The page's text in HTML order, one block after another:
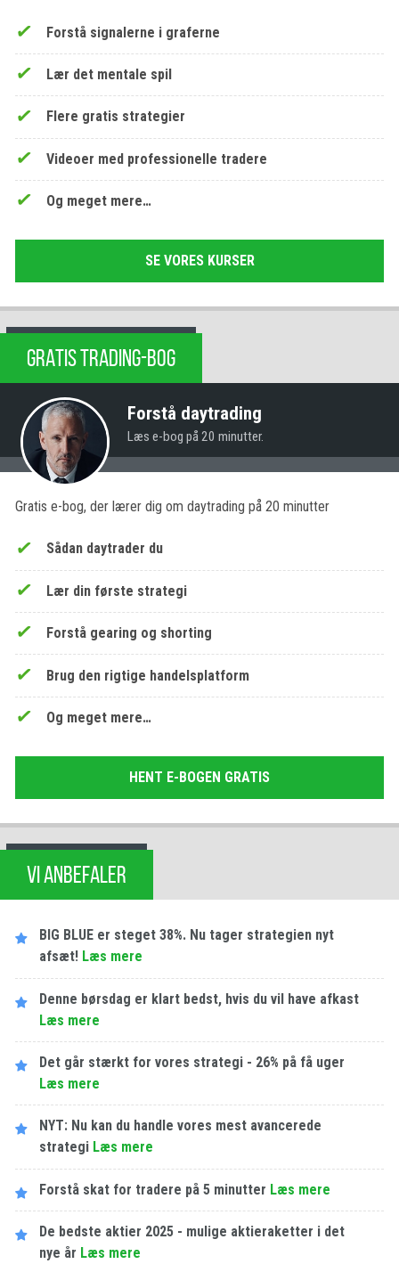
Forstå signalerne i graferne
Lær det mentale spil
Flere gratis strategier
Videoer med professionelle tradere
Og meget mere…
SE VORES KURSER
GRATIS TRADING-BOG
Forstå daytrading
Læs e-bog på 20 minutter.
Gratis e-bog, der lærer dig om daytrading på 20 minutter
Sådan daytrader du
Lær din første strategi
Forstå gearing og shorting
Brug den rigtige handelsplatform
Og meget mere…
HENT E-BOGEN GRATIS
VI ANBEFALER
BIG BLUE er steget 38%. Nu tager strategien nyt
afsæt! Læs mere
Denne børsdag er klart bedst, hvis du vil have afkast
Læs mere
Det går stærkt for vores strategi - 26% på få uger
Læs mere
NYT: Nu kan du handle vores mest avancerede
strategi Læs mere
Forstå skat for tradere på 5 minutter Læs mere
De bedste aktier 2025 - mulige aktieraketter i det
nye år Læs mere